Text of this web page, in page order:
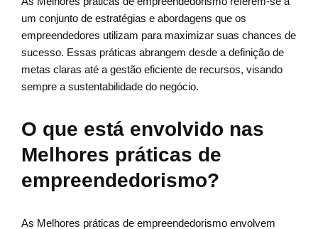
um conjunto de estratégias e abordagens que os
empreendedores utilizam para maximizar suas chances de
sucesso. Essas práticas abrangem desde a definição de
metas claras até a gestão eficiente de recursos, visando
sempre a sustentabilidade do negócio.
O que está envolvido nas
Melhores práticas de
empreendedorismo?
As Melhores práticas de empreendedorismo envolvem